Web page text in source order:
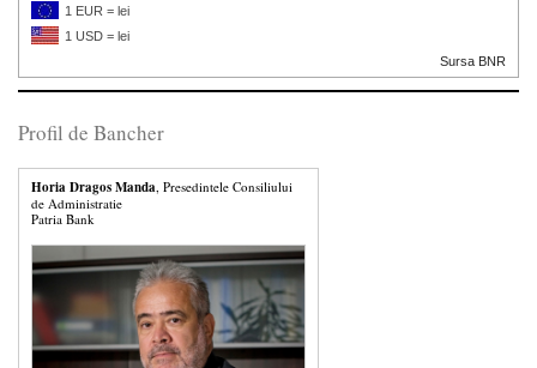
1 EUR = lei
1 USD = lei
Sursa BNR
Profil de Bancher
Horia Dragos Manda , Presedintele Consiliului
de Administratie
Patria Bank